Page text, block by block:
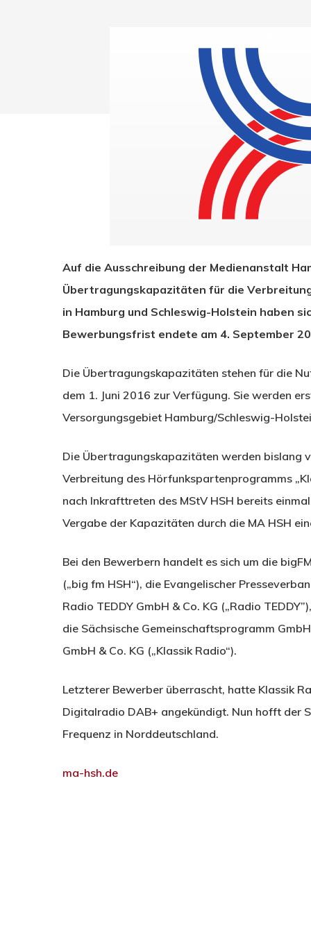
Drücken Sie Enter zum Suchen oder ESC zum
Auf die Ausschreibung der Medienanstalt
Übertragungskapazitäten für die
in Hamburg und Schleswig-Holstein haben
Bewerbungsfrist endete am 4. September
Die Übertragungskapazitäten stehen für die
dem 1. Juni 2016 zur Verfügung. Sie werden
Versorgungsgebiet Hamburg/Schleswig-
Die Übertragungskapazitäten werden bislang
Verbreitung des Hörfunkspartenprogramms
nach Inkrafttreten des MStV HSH bereits
Vergabe der Kapazitäten durch die MA HSH
Bei den Bewerbern handelt es sich um die
(„big fm HSH“), die Evangelischer
Radio TEDDY GmbH & Co. KG („Radio
die Sächsische Gemeinschaftsprogramm
GmbH & Co. KG („Klassik Radio“).
Letzterer Bewerber überrascht, hatte Klassik
Digitalradio DAB+ angekündigt. Nun hofft der
Frequenz in Norddeutschland.
ma-hsh.de